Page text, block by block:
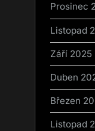
Prosinec
Listopad
Září 2025
Duben
Březen
Listopad